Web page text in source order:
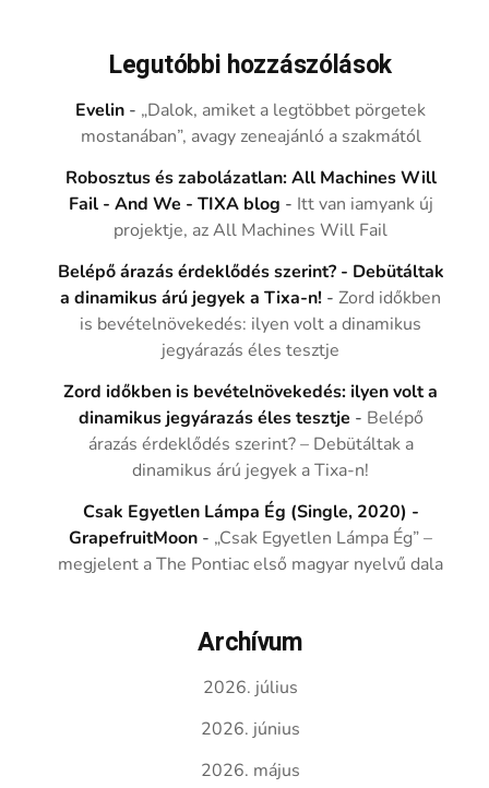
Legutóbbi hozzászólások
Evelin - „Dalok, amiket a legtöbbet pörgetek
mostanában”, avagy zeneajánló a szakmától
Robosztus és zabolázatlan: All Machines Will
Fail - And We - TIXA blog - Itt van iamyank új
projektje, az All Machines Will Fail
Belépő árazás érdeklődés szerint? - Debütáltak
a dinamikus árú jegyek a Tixa-n! -Zord időkben
is bevételnövekedés: ilyen volt a dinamikus
jegyárazás éles tesztje
Zord időkben is bevételnövekedés: ilyen volt a
dinamikus jegyárazás éles tesztje - Belépő
árazás érdeklődés szerint? – Debütáltak a
dinamikus árú jegyek a Tixa-n!
Csak Egyetlen Lámpa Ég (Single, 2020) -
GrapefruitMoon - „Csak Egyetlen Lámpa Ég” –
megjelent a The Pontiac első magyar nyelvű dala
Archívum
2026. július
2026. június
2026. május